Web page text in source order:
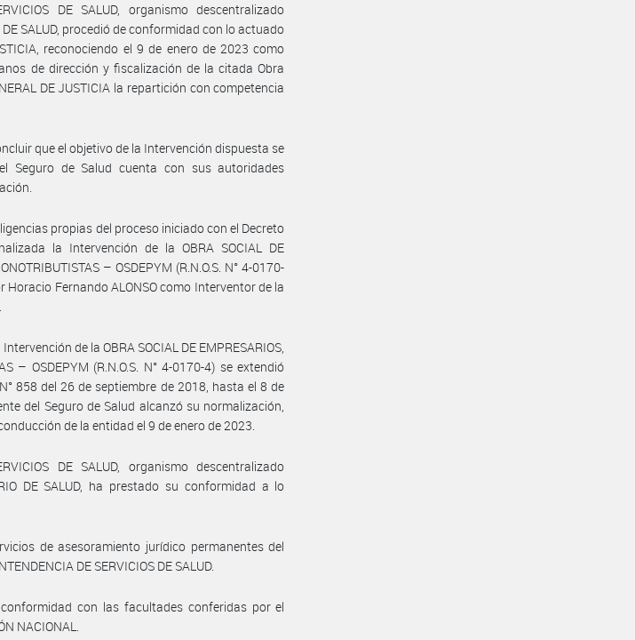
DE SALUD, organismo descentralizado
SALUD, procedió de conformidad con lo actuado
reconociendo el 9 de enero de 2023 como
de dirección y fiscalización de la citada Obra
DE JUSTICIA la repartición con competencia
que el objetivo de la Intervención dispuesta se
Seguro de Salud cuenta con sus autoridades
propias del proceso iniciado con el Decreto
la Intervención de la OBRA SOCIAL DE
– OSDEPYM (R.N.O.S. N° 4-0170-
Fernando ALONSO como Interventor de la
de la OBRA SOCIAL DE EMPRESARIOS,
– OSDEPYM (R.N.O.S. N° 4-0170-4) se extendió
858 del 26 de septiembre de 2018, hasta el 8 de
del Seguro de Salud alcanzó su normalización,
de la entidad el 9 de enero de 2023.
DE SALUD, organismo descentralizado
DE SALUD, ha prestado su conformidad a lo
de asesoramiento jurídico permanentes del
DE SERVICIOS DE SALUD.
con las facultades conferidas por el
NACIONAL.